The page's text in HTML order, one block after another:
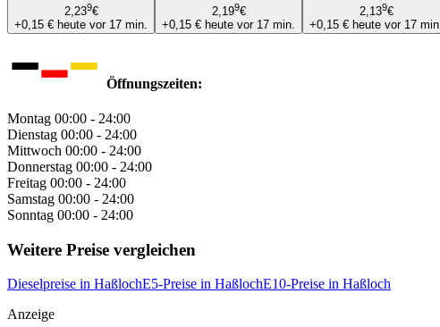
2,239€
+0,15 € heute vor 17 min.
2,199€
+0,15 € heute vor 17 min.
2,139€
+0,15 € heute vor 17 min.
Öffnungszeiten:
Montag 00:00 - 24:00
Dienstag 00:00 - 24:00
Mittwoch 00:00 - 24:00
Donnerstag 00:00 - 24:00
Freitag 00:00 - 24:00
Samstag 00:00 - 24:00
Sonntag 00:00 - 24:00
Weitere Preise vergleichen
Dieselpreise in HaßlochE5-Preise in HaßlochE10-Preise in Haßloch
Anzeige